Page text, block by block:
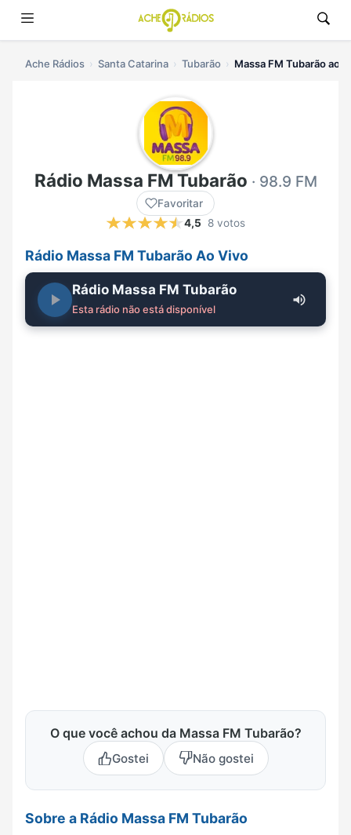
Ache Rádios Santa Catarina Tubarão Massa FM Tubarão ao
Rádio Massa FM Tubarão · 98.9 FM
Favoritar
4,5
8 votos
Rádio Massa FM Tubarão Ao Vivo
Rádio Massa FM Tubarão
Esta rádio não está disponível
O que você achou da Massa FM Tubarão?
Gostei Não gostei
Sobre a Rádio Massa FM Tubarão